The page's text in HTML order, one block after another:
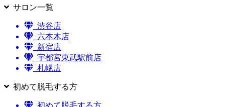
サロン一覧
渋谷店
六本木店
新宿店
宇都宮東武駅前店
札幌店
初めて脱毛する方